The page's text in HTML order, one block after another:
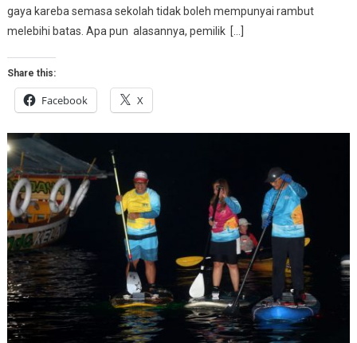
gaya kareba semasa sekolah tidak boleh mempunyai rambut
melebihi batas. Apa pun alasannya, pemilik […]
Share this:
Facebook X